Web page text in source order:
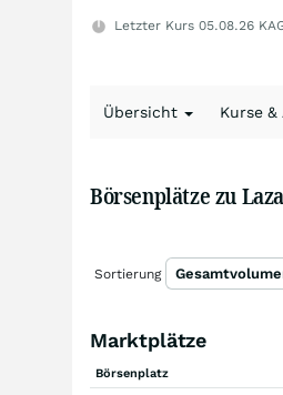
Letzter Kurs 05.08.26
Übersicht Kurse &
Börsenplätze zu
Sortierung
Marktplätze
Börsenplatz